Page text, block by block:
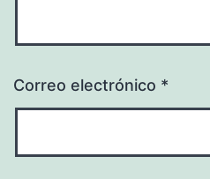
Correo electrónico *